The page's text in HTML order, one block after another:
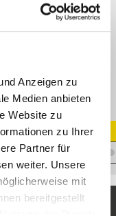
Anzeigen zu
Medien anbieten
Website zu
zu Ihrer
Partner für
weiter. Unsere
mit
bereitgestellt